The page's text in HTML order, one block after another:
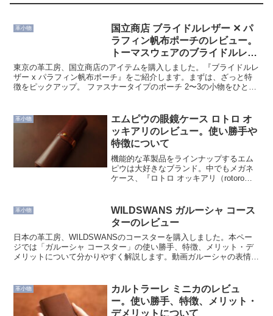
革小物
国立商店 ブライドルレザー ✕ パ
ラフィン帆布ポーチのレビュー。
トーマスウェアのブライドルレザ
ーを堪能できる小さなカバンの使
い勝手・特徴
東京の革工房、国立商店のアイテムを購入しました。『ブライドルレ
ザー x パラフィン帆布ポーチ』をご紹介します。まずは、ざっと特
徴をピックアップ。 ファスナータイプのポーチ 2〜3の小物をひとま
革小物
エムピウの眼鏡ケース ロトロ オ
ッキアリのレビュー。使い勝手や
特徴について
機能的な革製品をラインナップするエム
ピウは大好きなブランド。中でもメガネ
ケース、『ロトロ オッキアリ（rotoro
特徴、メリット・デメリットについて、
わかりや...
革小物
WILDSWANS ガルーシャ コース
ターのレビュー
日本の革工房、WILDSWANSのコースターを購入しました。本ペー
ジでは「ガルーシャ コースター」の使い勝手、特徴、メリット・デ
メリットについて分かりやすく解説します。動画ガルーシャの表情は
革小物
カルトラーレ ミニカのレビュ
ー。使い勝手、特徴、メリット・
デメリットについて